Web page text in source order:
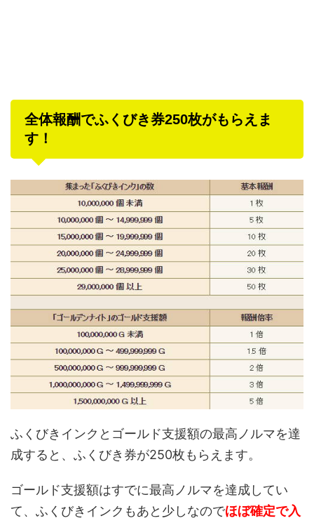
全体報酬でふくびき券250枚がもらえま
す！
ふくびきインクとゴールド支援額の最高ノルマを達
成すると、ふくびき券が250枚もらえます。
ゴールド支援額はすでに最高ノルマを達成してい
て、ふくびきインクもあと少しなのでほぼ確定で入